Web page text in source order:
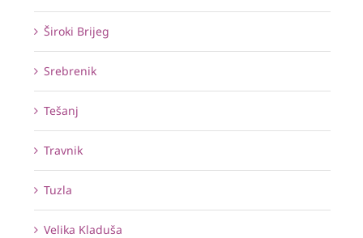
Široki Brijeg
Srebrenik
Tešanj
Travnik
Tuzla
Velika Kladuša